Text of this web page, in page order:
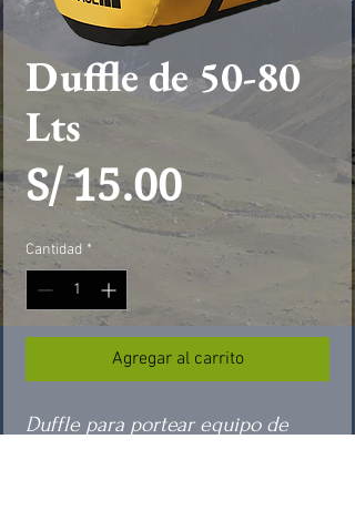
Duffle de 50-80
Lts
S/ 15.00Precio
Cantidad *
Agregar al carrito
Duffle para portear equipo de